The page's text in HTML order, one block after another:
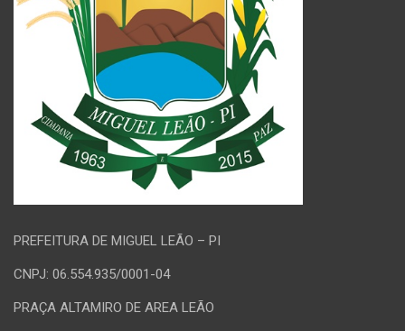
PREFEITURA DE MIGUEL LEÃO – PI
CNPJ: 06.554.935/0001-04
PRAÇA ALTAMIRO DE AREA LEÃO